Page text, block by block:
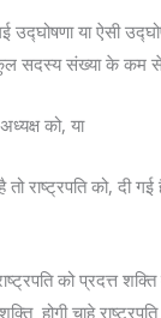
या ऐसी
संख्या के कम से
को, या
राष्ट्रपति को, दी
को प्रदत्त
होगी चाहे